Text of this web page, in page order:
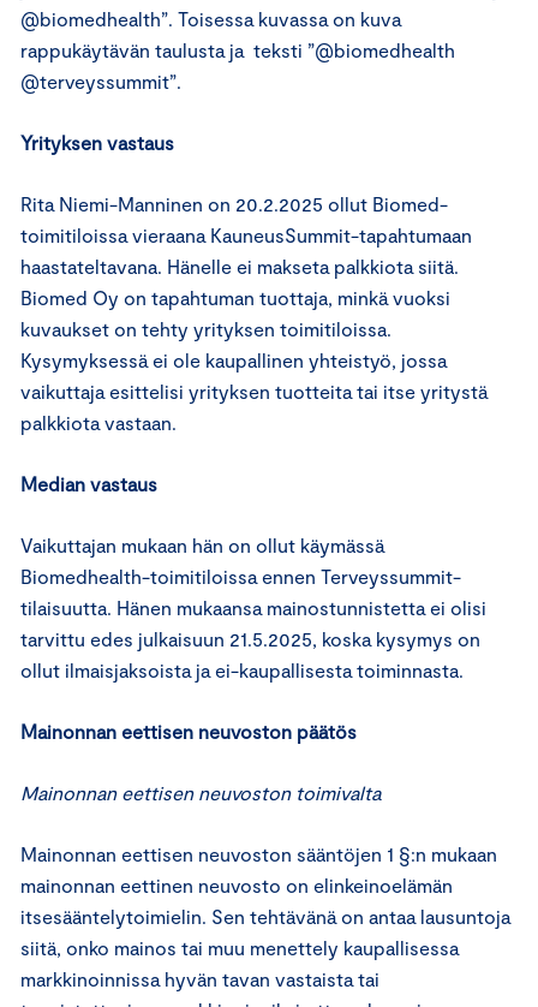
@biomedhealth”. Toisessa kuvassa on kuva
rappukäytävän taulusta ja teksti ”@biomedhealth
@terveyssummit”.
Yrityksen vastaus
Rita Niemi-Manninen on 20.2.2025 ollut Biomed-
toimitiloissa vieraana KauneusSummit-tapahtumaan
haastateltavana. Hänelle ei makseta palkkiota siitä.
Biomed Oy on tapahtuman tuottaja, minkä vuoksi
kuvaukset on tehty yrityksen toimitiloissa.
Kysymyksessä ei ole kaupallinen yhteistyö, jossa
vaikuttaja esittelisi yrityksen tuotteita tai itse yritystä
palkkiota vastaan.
Median vastaus
Vaikuttajan mukaan hän on ollut käymässä
Biomedhealth-toimitiloissa ennen Terveyssummit-
tilaisuutta. Hänen mukaansa mainostunnistetta ei olisi
tarvittu edes julkaisuun 21.5.2025, koska kysymys on
ollut ilmaisjaksoista ja ei-kaupallisesta toiminnasta.
Mainonnan eettisen neuvoston päätös
Mainonnan eettisen neuvoston toimivalta
Mainonnan eettisen neuvoston sääntöjen 1 §:n mukaan
mainonnan eettinen neuvosto on elinkeinoelämän
itsesääntelytoimielin. Sen tehtävänä on antaa lausuntoja
siitä, onko mainos tai muu menettely kaupallisessa
markkinoinnissa hyvän tavan vastaista tai